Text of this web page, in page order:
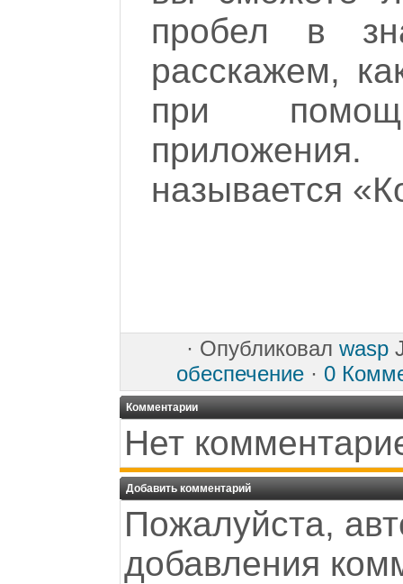
пробел в
расскажем,
при
называется
· Опубликовал wasp
обеспечение · 0
Комментарии
Нет
Добавить комментарий
Пожалуйста,
добавления